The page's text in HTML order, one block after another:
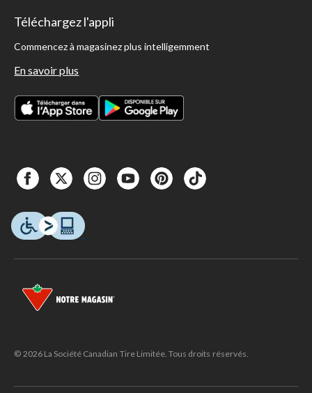
Téléchargez l'appli
Commencez à magasinez plus intelligemment
En savoir plus
© 2026 La Société Canadian Tire Limitée. Tous droits réservés.